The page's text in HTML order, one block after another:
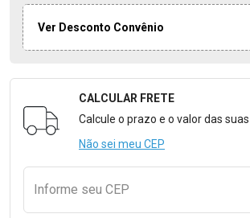
Ver Desconto Convênio
Formulário para Calcular o
CALCULAR FRETE
Calcule o prazo e o valor das
Não sei meu CEP
Informe seu CEP